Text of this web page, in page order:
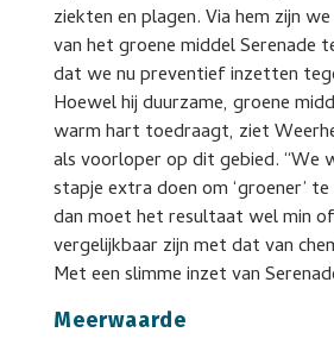
ziekten en plagen. Via hem zijn
van het groene middel Serenade
dat we nu preventief inzetten
Hoewel hij duurzame, groene
warm hart toedraagt, ziet
als voorloper op dit gebied. “We
stapje extra doen om ‘groener’
dan moet het resultaat wel min
vergelijkbaar zijn met dat van
Met een slimme inzet van
Meerwaarde